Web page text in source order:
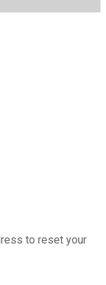
to reset your